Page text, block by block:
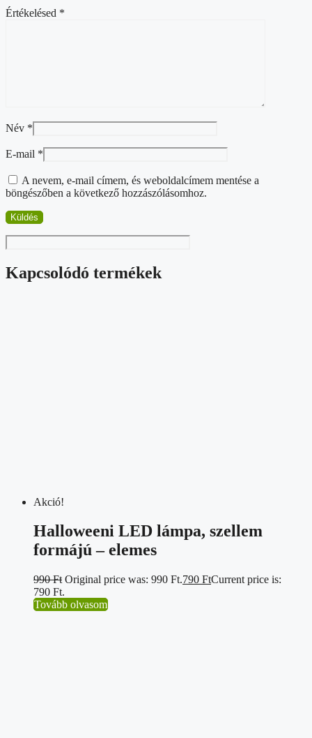
Értékelésed *
Név *
E-mail *
A nevem, e-mail címem, és weboldalcímem mentése a
böngészőben a következő hozzászólásomhoz.
Kapcsolódó termékek
Akció!
Halloweeni LED lámpa, szellem
formájú – elemes
990Ft Original price was: 990 Ft.790 FtCurrent price is:
790 Ft.
Tovább olvasom